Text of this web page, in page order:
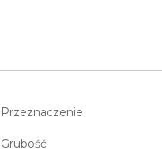
Przeznaczenie
Grubość